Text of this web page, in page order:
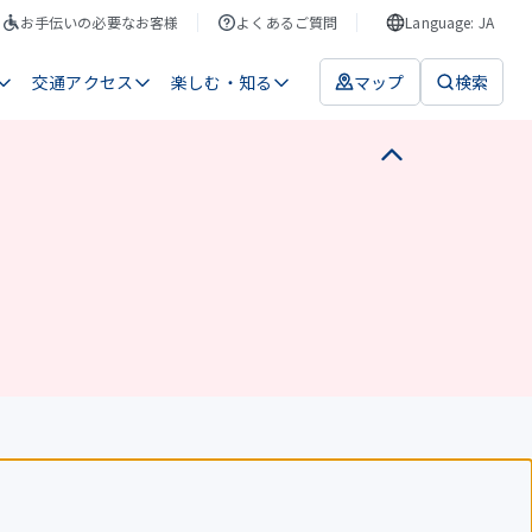
お手伝いの必要なお客様 よくあるご質問 Language: JA
交通アクセス 楽しむ・知る マップ 検索